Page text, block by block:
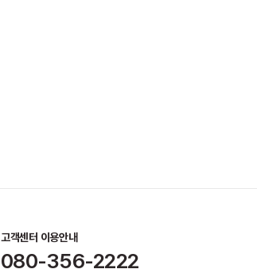
고객센터 이용안내
080-356-2222